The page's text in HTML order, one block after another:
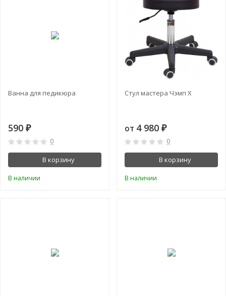
Ванна для педикюра
590 ₽
0
В корзину
В наличии
Стул мастера Чэмп Х
от 4 980 ₽
0
В корзину
В наличии